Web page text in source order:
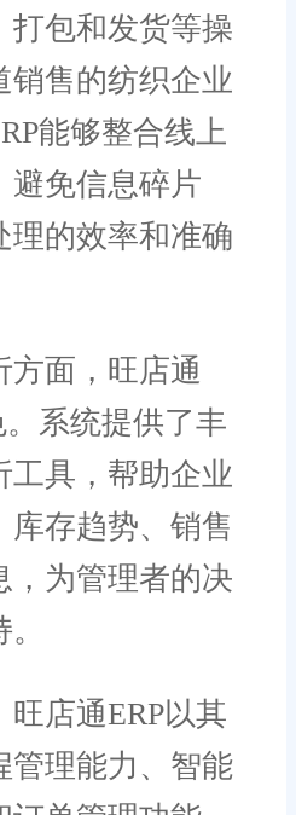
打包和发货等操
销售的纺织企业
能够整合线上
避免信息碎片
理的效率和准确
面，旺店通
系统提供了丰
工具，帮助企业
库存趋势、销售
，为管理者的决
店通ERP以其
管理能力、智能